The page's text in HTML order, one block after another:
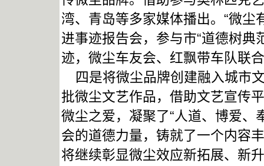
湾、青岛等多家媒体播出。“微尘
进事迹报告会，参与市“道德树典
迹，微尘车友会、红飘带车队联
四是将微尘品牌创建融入城市
批微尘文艺作品，借助文艺宣传
微尘之爱，凝聚了“人道、博爱、
会的道德力量，铸就了一个内容
将继续彰显微尘效应新拓展、新